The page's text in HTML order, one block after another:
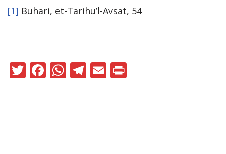
[1] Buhari, et-Tarihu’l-Avsat, 54
T F W T E